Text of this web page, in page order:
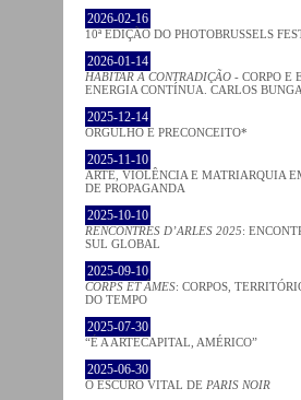
2026-02-16
10ª EDIÇÃO DO PHOTOBRUSSELS
2026-01-14
HABITAR A CONTRADIÇÃO - CORPO E
ENERGIA CONTÍNUA. CARLOS
2025-12-14
ORGULHO E PRECONCEITO*
2025-11-10
ARTE, VIOLÊNCIA E MATRIARQUIA
DE PROPAGANDA
2025-10-10
RENCONTRES D’ARLES 2025:
SUL GLOBAL
2025-09-10
CORPS ET ÂMES: CORPOS,
DO TEMPO
2025-07-30
“É A ARTECAPITAL, AMÉRICO”
2025-06-30
O ESCURO VITAL DE PARIS NOIR